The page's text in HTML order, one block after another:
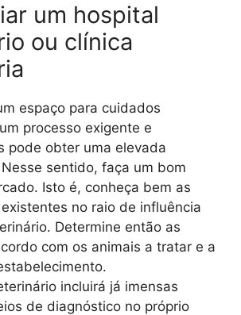
um hospital
ou clínica
espaço para cuidados
processo exigente e
pode obter uma elevada
sentido, faça um bom
Isto é, conheça bem as
no raio de influência
Determine então as
com os animais a tratar e a
incluirá já imensas
de diagnóstico no próprio